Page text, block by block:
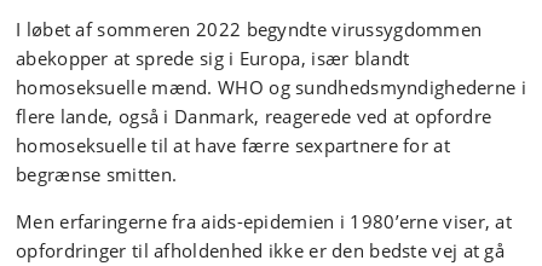
I løbet af sommeren 2022 begyndte virussygdommen
abekopper at sprede sig i Europa, især blandt
homoseksuelle mænd. WHO og sundhedsmyndighederne i
flere lande, også i Danmark, reagerede ved at opfordre
homoseksuelle til at have færre sexpartnere for at
begrænse smitten.
Men erfaringerne fra aids-epidemien i 1980’erne viser, at
opfordringer til afholdenhed ikke er den bedste vej at gå